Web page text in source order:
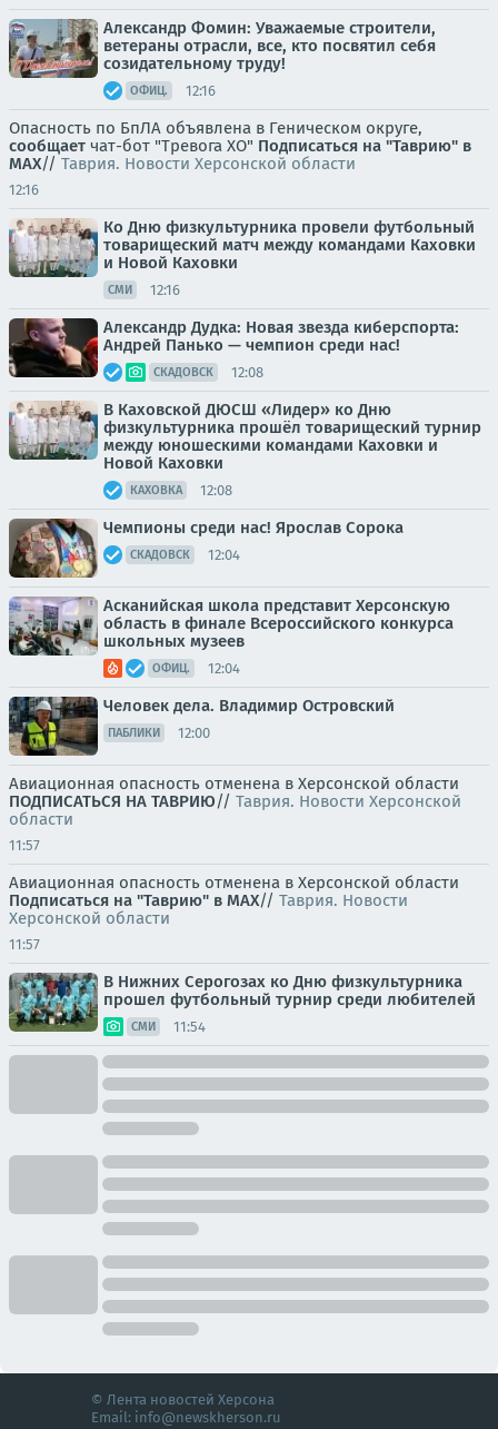
Александр Фомин: Уважаемые строители,
ветераны отрасли, все, кто посвятил себя
созидательному труду!
ОФИЦ. 12:16
Опасность по БпЛА объявлена в Геническом округе,
сообщает чат-бот "Тревога ХО" Подписаться на "Таврию" в
MAX// Таврия. Новости Херсонской области
12:16
Ко Дню физкультурника провели футбольный
товарищеский матч между командами Каховки
и Новой Каховки
СМИ 12:16
Александр Дудка: Новая звезда киберспорта:
Андрей Панько — чемпион среди нас!
СКАДОВСК 12:08
В Каховской ДЮСШ «Лидер» ко Дню
физкультурника прошёл товарищеский турнир
между юношескими командами Каховки и
Новой Каховки
КАХОВКА 12:08
Чемпионы среди нас! Ярослав Сорока
СКАДОВСК 12:04
Асканийская школа представит Херсонскую
область в финале Всероссийского конкурса
школьных музеев
ОФИЦ. 12:04
Человек дела. Владимир Островский
ПАБЛИКИ 12:00
Авиационная опасность отменена в Херсонской области
ПОДПИСАТЬСЯ НА ТАВРИЮ// Таврия. Новости Херсонской
области
11:57
Авиационная опасность отменена в Херсонской области
Подписаться на "Таврию" в MAX// Таврия. Новости
Херсонской области
11:57
В Нижних Серогозах ко Дню физкультурника
прошел футбольный турнир среди любителей
СМИ 11:54
© Лента новостей Херсона
Email: info@newskherson.ru